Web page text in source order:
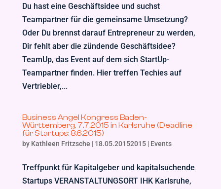
Du hast eine Geschäftsidee und suchst
Teampartner für die gemeinsame Umsetzung?
Oder Du brennst darauf Entrepreneur zu werden,
Dir fehlt aber die zündende Geschäftsidee?
TeamUp, das Event auf dem sich StartUp-
Teampartner finden. Hier treffen Techies auf
Vertriebler,...
Business Angel Kongress Baden-
Württemberg, 7.7.2015 in Karlsruhe (Deadline
für Startups: 8.6.2015)
by Kathleen Fritzsche | 18.05.20152015| Events
Treffpunkt für Kapitalgeber und kapitalsuchende
Startups VERANSTALTUNGSORT IHK Karlsruhe,